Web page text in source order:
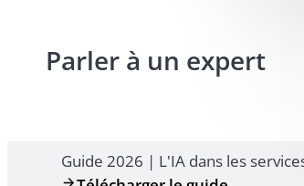
Parler à un expert
Guide 2026 | L'IA dans les